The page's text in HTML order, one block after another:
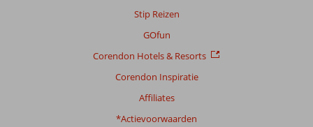
Stip Reizen
GOfun
Corendon Hotels & Resorts
Corendon Inspiratie
Affiliates
*Actievoorwaarden